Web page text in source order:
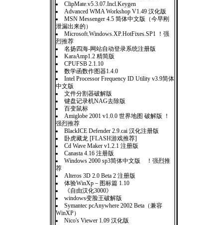
ClipMate.v5.3.07.Incl.Keygen
Advanced WMA Workshop V1.49 汉化版
MSN Messenger 4.5 简体中文版（今早刚
泄漏出来的）
Microsoft.Windows.XP.HotFixes.SP1 ！强
烈推荐
名扬四海-网站自动登录系统注册版
KaraAmp1.2 精简版
CPUFSB 2.1.10
数学函数作图器1.4.0
Intel Processor Frequency ID Utility v3.9简体
中文版
文件分割器破解版
键盘记录机NAG去除版
百变鼠标
Amiglobe 2001 v1.0.0 世界地图 破解版 ！
强烈推荐
BlackICE Defender 2.9.cai 汉化注册版
卧虎藏龙 [FLASH游戏推荐]
Cd Wave Maker v1.2.1 注册版
Canasta 4.16 注册版
Windows 2000 sp3简体中文版 ！强烈推
荐
Alteros 3D 2.0 Beta 2 注册版
体验WinXp－图标篇 1.10
《自由汉化3000》
windows变脸王破解版
Symantec pcAnywhere 2002 Beta（兼容
WinXP）
Nico's Viewer 1.09 汉化版